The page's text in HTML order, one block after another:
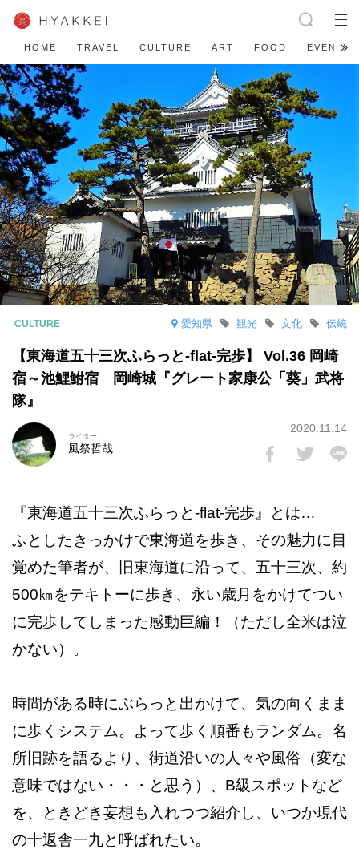
HOME TRAVEL CULTURE ART FOOD EVENT
愛知県 伝統
文化
観光
【東海道五十三次ふらっと-flat-完歩】 Vol.36 岡崎
宿～池鯉鮒宿 岡崎城『グレート家康公「葵」武将
隊』
ライター
風祭哲哉
2020.11.14
『東海道五十三次ふらっと-flat-完歩』とは…
ふとしたきっかけで東海道を歩き、その魅力に目
覚めた筆者が、旧東海道に沿って、五十三次、約
500㎞をテキトーに歩き、永い歳月をかけてつい
に完歩してしまった感動巨編！（ただし全米は泣
かない）。
時間がある時にぶらっと出かけて、気の向くまま
に歩くシステム。よって歩く順番もランダム。名
所旧跡を語るより、街道沿いの人々や風俗（変な
意味ではない・・・と思う）、B級スポットなど
を、ときどき妄想も入れつつ紹介し、いつか現代
の十返舎一九と呼ばれたい。